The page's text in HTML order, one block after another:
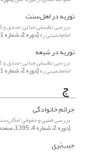
توریه در اهل‌سنت
بررسی تطبیقی مبانیِ «صدق و
امام‌خمینی ره[دوره 2، شماره 1، 1395، صفحه 105-121]
توریه در شیعه
بررسی تطبیقی مبانیِ «صدق و
امام‌خمینی ره[دوره 2، شماره 1، 1395، صفحه 105-121]
ج
جرائم‌ خانوادگی
بررسی فقهی و حقوقی
[دوره 2، شماره 4، 1395، صفحه 69-89]
جیب‌بُری